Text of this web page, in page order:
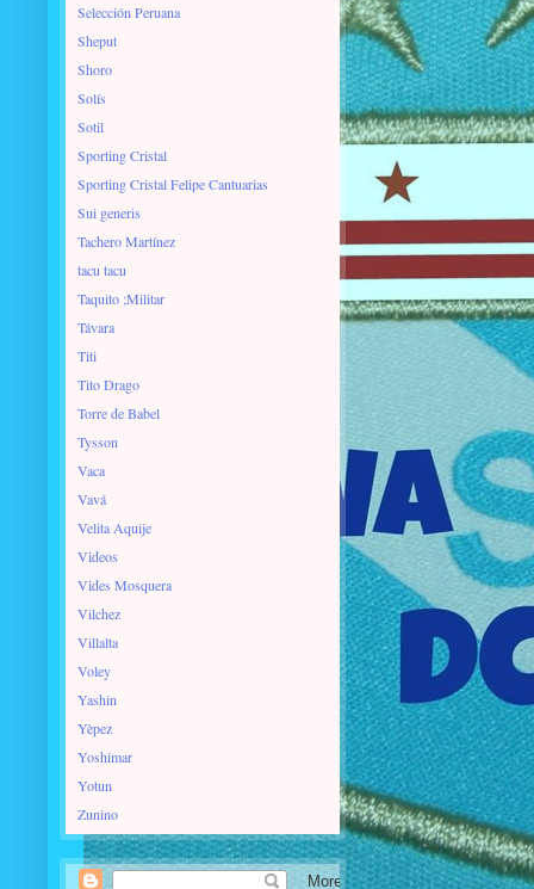
Selección Peruana
Sheput
Shoro
Solís
Sotil
Sporting Cristal
Sporting Cristal Felipe Cantuarias
Sui generis
Tachero Martínez
tacu tacu
Taquito ;Militar
Távara
Titi
Tito Drago
Torre de Babel
Tysson
Vaca
Vavá
Velita Aquije
Videos
Vides Mosquera
Vilchez
Villalta
Voley
Yashin
Yèpez
Yoshimar
Yotun
Zunino